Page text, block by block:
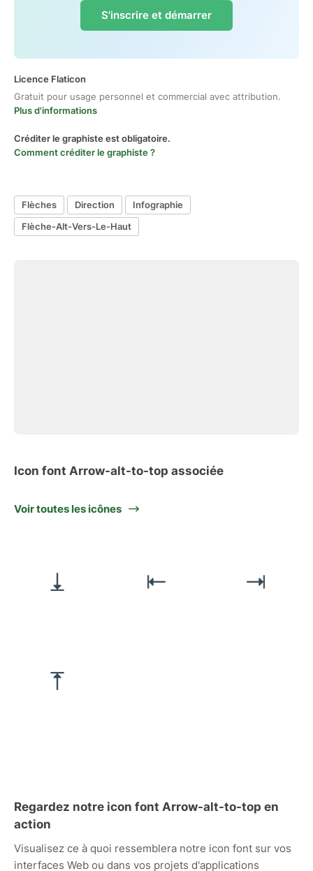
S'inscrire et démarrer
Licence Flaticon
Gratuit pour usage personnel et commercial avec attribution.
Plus d'informations
Créditer le graphiste est obligatoire.
Comment créditer le graphiste ?
Flèches Direction
Infographie
Flèche-Alt-Vers-Le-Haut
Icon font Arrow-alt-to-top associée
Voir toutes les icônes
Regardez notre icon font Arrow-alt-to-top en
action
Visualisez ce à quoi ressemblera notre icon font sur vos
interfaces Web ou dans vos projets d'applications